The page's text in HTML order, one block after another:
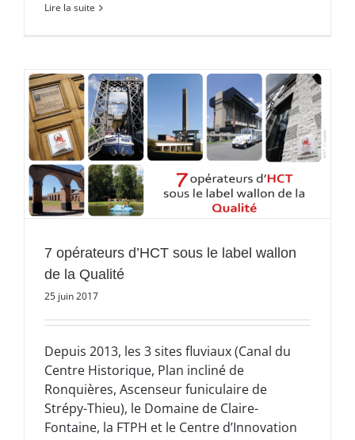
Lire la suite
7 opérateurs d’HCT sous le label wallon
de la Qualité
25 juin 2017
Depuis 2013, les 3 sites fluviaux (Canal du
Centre Historique, Plan incliné de
Ronquières, Ascenseur funiculaire de
Strépy-Thieu), le Domaine de Claire-
Fontaine, la FTPH et le Centre d’Innovation